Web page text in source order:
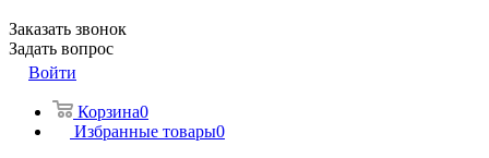
Заказать звонок
Задать вопрос
Войти
Корзина0
Избранные товары0